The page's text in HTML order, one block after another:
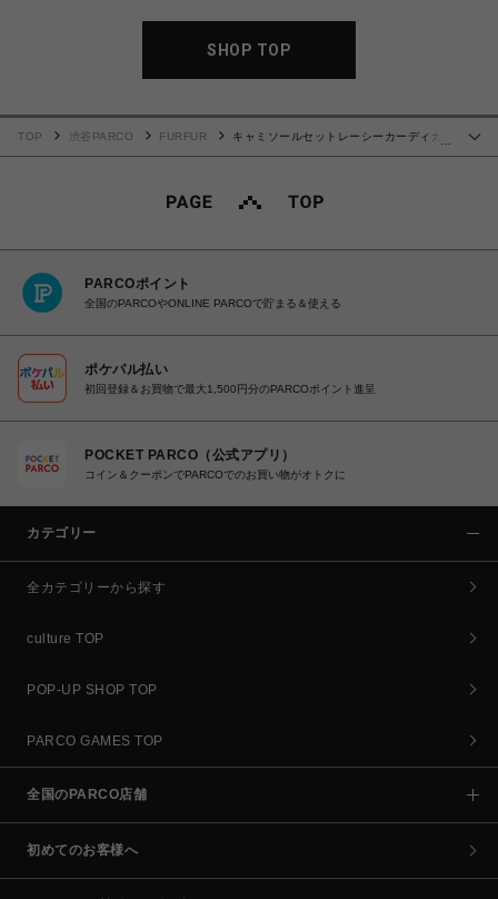
SHOP TOP
TOP 渋谷PARCO FURFUR
キャミソールセットレーシーカーディガ
PARCOポイント
全国のPARCOやONLINE PARCOで貯まる＆使える
ポケパル払い
初回登録＆お買物で最大1,500円分のPARCOポイント進呈
POCKET PARCO（公式アプリ）
コイン＆クーポンでPARCOでのお買い物がオトクに
カテゴリー
全カテゴリーから探す
culture TOP
POP-UP SHOP TOP
PARCO GAMES TOP
全国のPARCO店舗
初めてのお客様へ